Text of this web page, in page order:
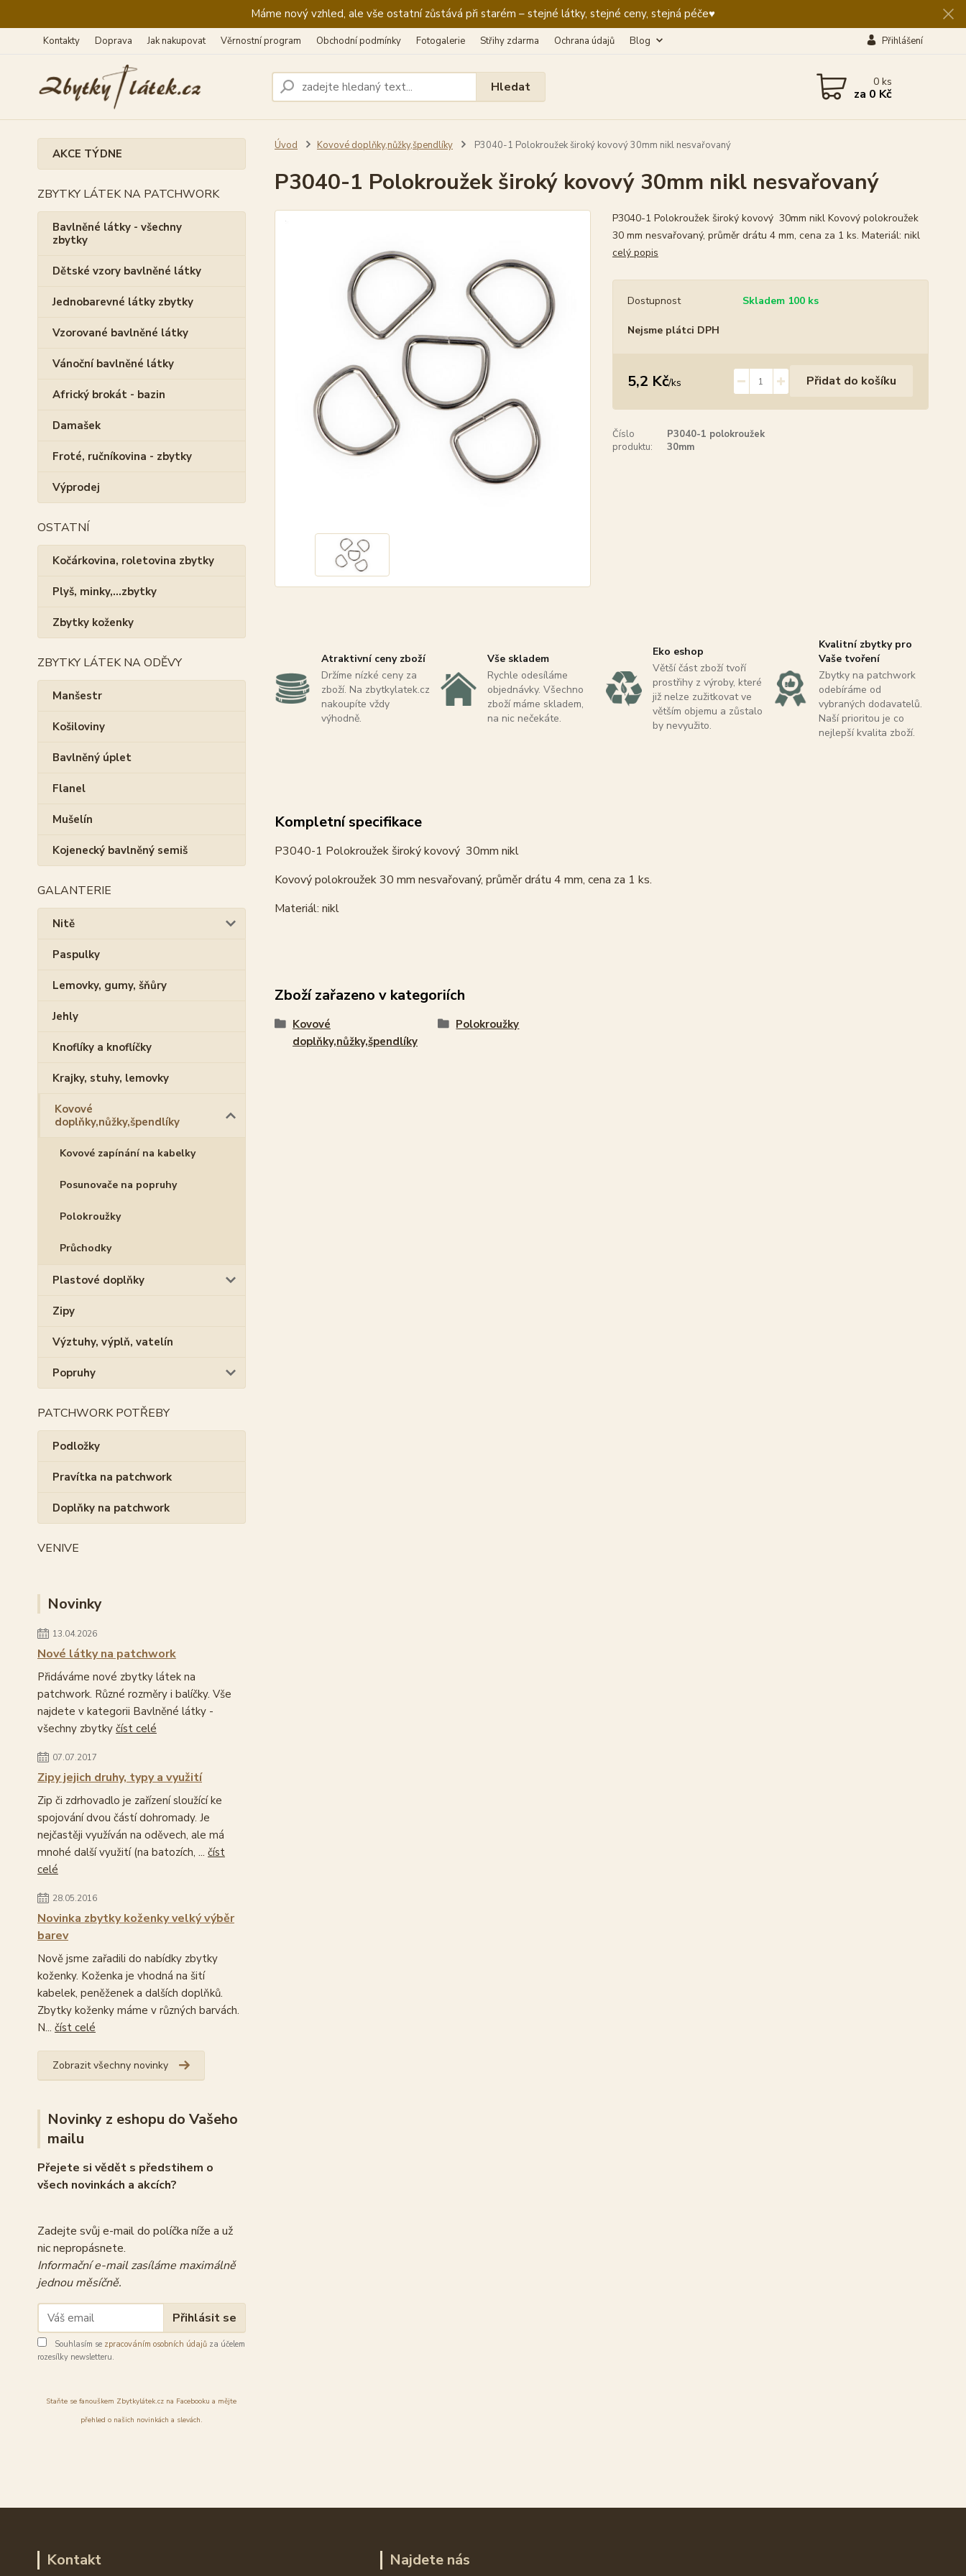
Máme nový vzhled, ale vše ostatní zůstává při starém – stejné látky, stejné ceny, stejná péče♥️
Kontakty Doprava Jak nakupovat Věrnostní program Obchodní podmínky Fotogalerie Střihy zdarma Ochrana údajů Blog Přihlášení
Hledat 0ks
za 0 Kč
AKCE TÝDNE
ZBYTKY LÁTEK NA PATCHWORK
Bavlněné látky - všechny
zbytky
Dětské vzory bavlněné látky
Jednobarevné látky zbytky
Vzorované bavlněné látky
Vánoční bavlněné látky
Africký brokát - bazin
Damašek
Froté, ručníkovina - zbytky
Výprodej
OSTATNÍ
Kočárkovina, roletovina zbytky
Plyš, minky,...zbytky
Zbytky koženky
ZBYTKY LÁTEK NA ODĚVY
Manšestr
Košiloviny
Bavlněný úplet
Flanel
Mušelín
Kojenecký bavlněný semiš
GALANTERIE
Nitě
Paspulky
Lemovky, gumy, šňůry
Jehly
Knoflíky a knoflíčky
Krajky, stuhy, lemovky
Kovové
doplňky,nůžky,špendlíky
Kovové zapínání na kabelky
Posunovače na popruhy
Polokroužky
Průchodky
Plastové doplňky
Zipy
Výztuhy, výplň, vatelín
Popruhy
PATCHWORK POTŘEBY
Podložky
Pravítka na patchwork
Doplňky na patchwork
VENIVE
Novinky
13.04.2026
Nové látky na patchwork
Přidáváme nové zbytky látek na
patchwork. Různé rozměry i balíčky. Vše
najdete v kategorii Bavlněné látky -
všechny zbytky číst celé
07.07.2017
Zipy jejich druhy, typy a využití
Zip či zdrhovadlo je zařízení sloužící ke
spojování dvou částí dohromady. Je
nejčastěji využíván na oděvech, ale má
mnohé další využití (na batozích, ... číst
celé
28.05.2016
Novinka zbytky koženky velký výběr
barev
Nově jsme zařadili do nabídky zbytky
koženky. Koženka je vhodná na šití
kabelek, peněženek a dalších doplňků.
Zbytky koženky máme v různých barvách.
N... číst celé
Zobrazit všechny novinky
Novinky z eshopu do Vašeho
mailu
Přejete si vědět s předstihem o
všech novinkách a akcích?
Zadejte svůj e-mail do políčka níže a už
nic nepropásnete.
Informační e-mail zasíláme maximálně
jednou měsíčně.
Přihlásit se
Souhlasím se zpracováním osobních údajů za účelem
rozesílky newsletteru.
Staňte se fanouškem Zbytkylátek.cz na Facebooku a mějte
přehled o našich novinkách a slevách.
Úvod Kovové doplňky,nůžky,špendlíky P3040-1 Polokroužek široký kovový 30mm nikl nesvařovaný
P3040-1 Polokroužek široký kovový 30mm nikl nesvařovaný
P3040-1 Polokroužek široký kovový 30mm nikl Kovový polokroužek
30 mm nesvařovaný, průměr drátu 4 mm, cena za 1 ks. Materiál: nikl
celý popis
Dostupnost Skladem 100 ks
Nejsme plátci DPH
5,2 Kč/ks Přidat do košíku
Číslo
produktu:
P3040-1 polokroužek
30mm
Atraktivní ceny zboží
Držíme nízké ceny za
zboží. Na zbytkylatek.cz
nakoupíte vždy
výhodně.
Vše skladem
Rychle odesíláme
objednávky. Všechno
zboží máme skladem,
na nic nečekáte.
Eko eshop
Větší část zboží tvoří
prostřihy z výroby, které
již nelze zužitkovat ve
větším objemu a zůstalo
by nevyužito.
Kvalitní zbytky pro
Vaše tvoření
Zbytky na patchwork
odebíráme od
vybraných dodavatelů.
Naší prioritou je co
nejlepší kvalita zboží.
Kompletní specifikace
P3040-1 Polokroužek široký kovový 30mm nikl
Kovový polokroužek 30 mm nesvařovaný, průměr drátu 4 mm, cena za 1 ks.
Materiál: nikl
Zboží zařazeno v kategoriích
Kovové
doplňky,nůžky,špendlíky
Polokroužky
Kontakt Najdete nás